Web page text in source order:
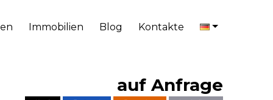
Immobilien Blog Kontakte
auf Anfrage